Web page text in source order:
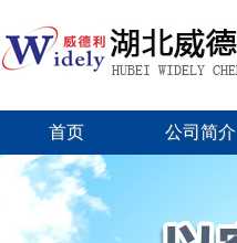
首页 公司简介